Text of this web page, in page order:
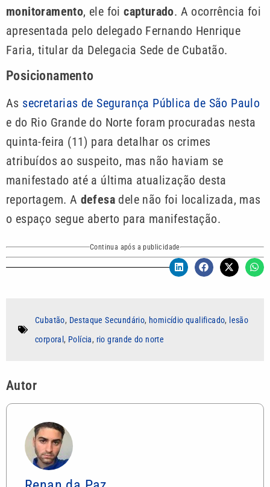
monitoramento, ele foicapturado. A ocorrência foi
apresentada pelo delegado Fernando Henrique
Faria, titular da Delegacia Sede de Cubatão.
Posicionamento
As secretarias de Segurança Pública de São Paulo
e do Rio Grande do Norte foram procuradas nesta
quinta-feira (11) para detalhar os crimes
atribuídos ao suspeito, mas não haviam se
manifestado até a última atualização desta
reportagem. A defesa dele não foi localizada, mas
o espaço segue aberto para manifestação.
Continua após a publicidade
Cubatão, Destaque Secundário, homicídio qualificado, lesão
corporal, Polícia, rio grande do norte
Autor